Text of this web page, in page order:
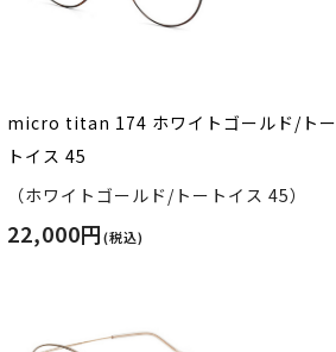
micro titan 174 ホワイトゴールド/トー
トイス 45
（ホワイトゴールド/トートイス 45）
22,000円(税込)